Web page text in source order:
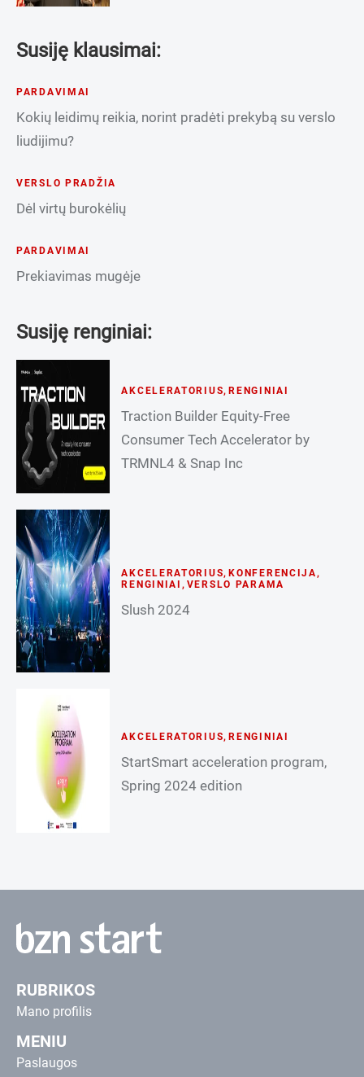
Susiję klausimai:
PARDAVIMAI
Kokių leidimų reikia, norint pradėti prekybą su verslo
liudijimu?
VERSLO PRADŽIA
Dėl virtų burokėlių
PARDAVIMAI
Prekiavimas mugėje
Susiję renginiai:
AKCELERATORIUS, RENGINIAI
Traction Builder Equity-Free
Consumer Tech Accelerator by
TRMNL4 & Snap Inc
AKCELERATORIUS, KONFERENCIJA,
RENGINIAI , VERSLO PARAMA
Slush 2024
AKCELERATORIUS, RENGINIAI
StartSmart acceleration program,
Spring 2024 edition
RUBRIKOS
Mano profilis
MENIU
Paslaugos